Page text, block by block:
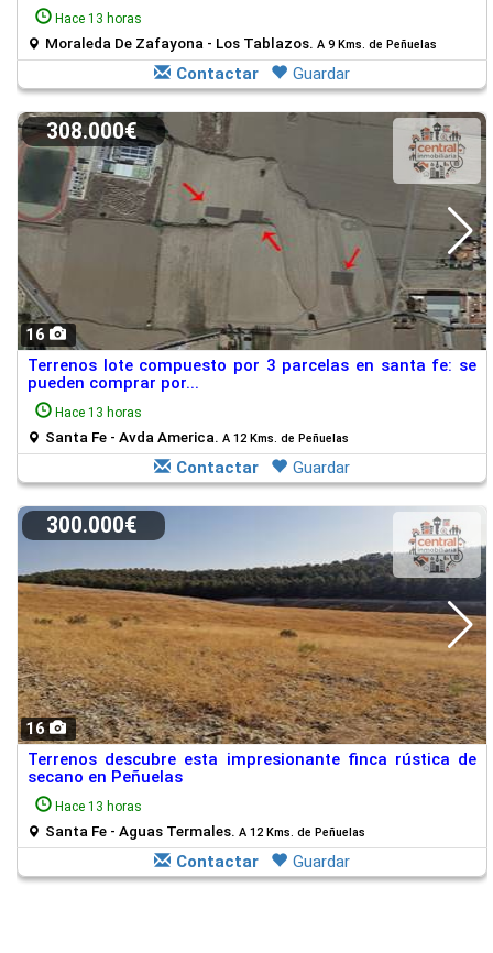
Hace 13 horas
Moraleda De Zafayona - Los Tablazos. A 9 Kms. de Peñuelas
Contactar Guardar
16
308.000€
Terrenos lote compuesto por 3 parcelas en santa fe: se
pueden comprar por...
Hace 13 horas
Santa Fe - Avda America. A 12 Kms. de Peñuelas
Contactar Guardar
16
300.000€
Terrenos descubre esta impresionante finca rústica de
secano en Peñuelas
Hace 13 horas
Santa Fe - Aguas Termales. A 12 Kms. de Peñuelas
Contactar Guardar